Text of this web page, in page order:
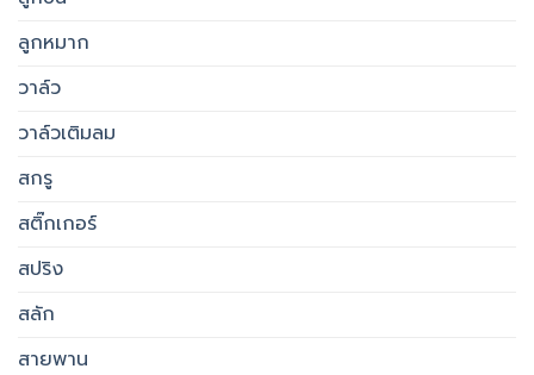
ลูกหมาก
วาล์ว
วาล์วเติมลม
สกรู
สติ๊กเกอร์
สปริง
สลัก
สายพาน